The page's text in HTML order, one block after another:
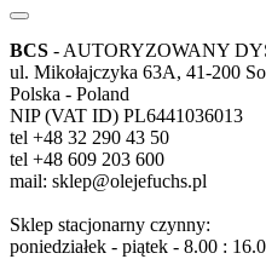
BCS - AUTORYZOWANY
ul. Mikołajczyka 63A, 41-200
Polska - Poland
NIP (VAT ID) PL6441036013
tel +48 32 290 43 50
tel +48 609 203 600
mail: sklep@olejefuchs.pl
Sklep stacjonarny czynny:
poniedziałek - piątek - 8.00 :